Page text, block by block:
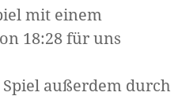
mit einem
18:28 für uns
außerdem durch